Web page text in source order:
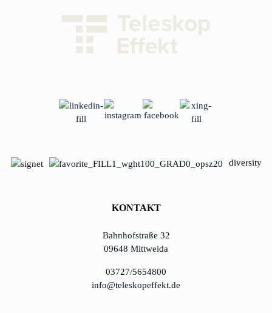
diversity
KONTAKT
Bahnhofstraße 32
09648 Mittweida
03727/5654800
info@teleskopeffekt.de